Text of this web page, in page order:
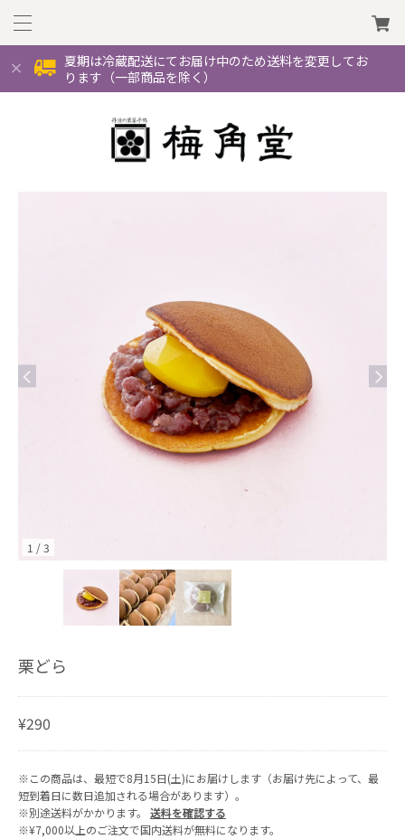
夏期は冷蔵配送にてお届け中のため送料を変更してお
ります（一部商品を除く）
1 /3
栗どら
¥290
※この商品は、最短で8月15日(土)にお届けします（お届け先によって、最
短到着日に数日追加される場合があります）。
※別途送料がかかります。
送料を確認する
※¥7,000以上のご注文で国内送料が無料になります。